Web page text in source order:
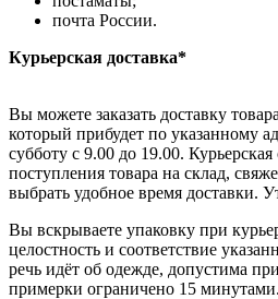
почта России.
Курьерская доставка*
Вы можете заказать доставку
который прибудет по указанному
субботу с 9.00 до 19.00.
поступления товара на склад,
выбрать удобное время доставки.
Вы вскрываете упаковку при
целостность и соответствие
речь идёт об одежде, допустима
примерки ограничено 15